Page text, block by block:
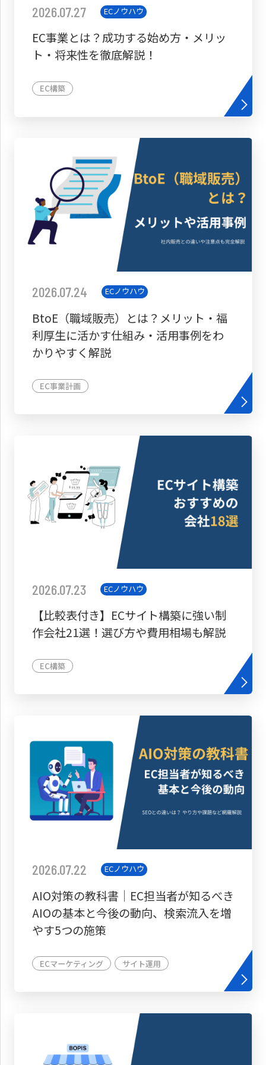
2026.07.27 ECノウハウ
EC事業とは？成功する始め方・メリッ
ト・将来性を徹底解説！
EC構築
2026.07.24 ECノウハウ
BtoE（職域販売）とは？メリット・福
利厚生に活かす仕組み・活用事例をわ
かりやすく解説
EC事業計画
2026.07.23 ECノウハウ
【比較表付き】ECサイト構築に強い制
作会社21選！選び方や費用相場も解説
EC構築
2026.07.22 ECノウハウ
AIO対策の教科書│EC担当者が知るべき
AIOの基本と今後の動向、検索流入を増
やす5つの施策
ECマーケティング サイト運用